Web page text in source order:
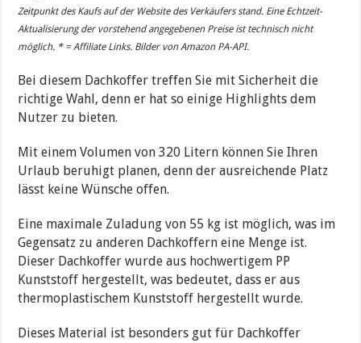
Zeitpunkt des Kaufs auf der Website des Verkäufers stand. Eine Echtzeit-
Aktualisierung der vorstehend angegebenen Preise ist technisch nicht
möglich. * = Affiliate Links. Bilder von Amazon PA-API.
Bei diesem Dachkoffer treffen Sie mit Sicherheit die
richtige Wahl, denn er hat so einige Highlights dem
Nutzer zu bieten.
Mit einem Volumen von 320 Litern können Sie Ihren
Urlaub beruhigt planen, denn der ausreichende Platz
lässt keine Wünsche offen.
Eine maximale Zuladung von 55 kg ist möglich, was im
Gegensatz zu anderen Dachkoffern eine Menge ist.
Dieser Dachkoffer wurde aus hochwertigem PP
Kunststoff hergestellt, was bedeutet, dass er aus
thermoplastischem Kunststoff hergestellt wurde.
Dieses Material ist besonders gut für Dachkoffer